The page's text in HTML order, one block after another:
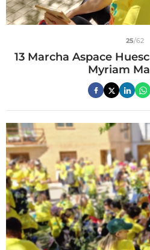
25/62
13 Marcha Aspace
Myriam